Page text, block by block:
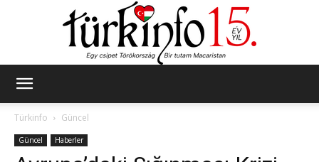
Türkinfo
Güncel
Güncel Haberler